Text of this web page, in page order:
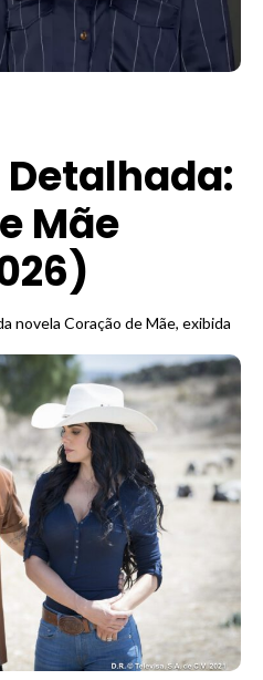
Mãe
novela Coração de Mãe, exibida